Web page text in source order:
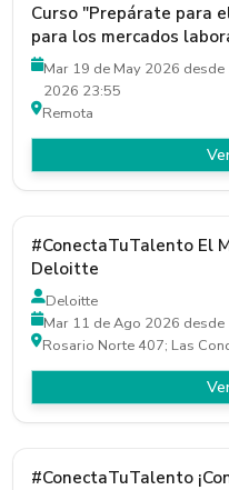
Curso "Prepárate para
para los mercados
Mar 19 de May 2026
2026 23:55
Remota
#ConectaTuTalento El
Deloitte
Deloitte
Mar 11 de Ago 2026
Rosario Norte 407; Las
#ConectaTuTalento